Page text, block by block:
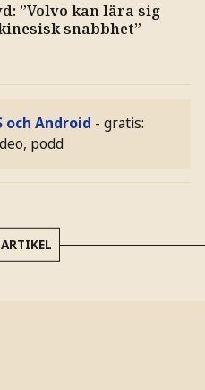
”Volvo kan lära sig
snabbhet”
och Android - gratis:
podd